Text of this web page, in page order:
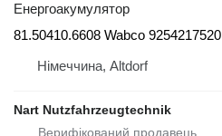
Енергоакумулятор
81.50410.6608 Wabco 9254217520
Німеччина, Altdorf
Nart Nutzfahrzeugtechnik